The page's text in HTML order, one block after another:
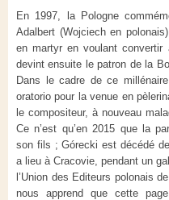
En 1997, la Pologne
Adalbert (Wojciech en
en martyr en voulant
devint ensuite le patron de la
Dans le cadre de ce
oratorio pour la venue en
le compositeur, à nouveau
Ce n’est qu’en 2015 que la
son fils ; Górecki est décédé
a lieu à Cracovie, pendant un
l’Union des Editeurs polonais
nous apprend que cette